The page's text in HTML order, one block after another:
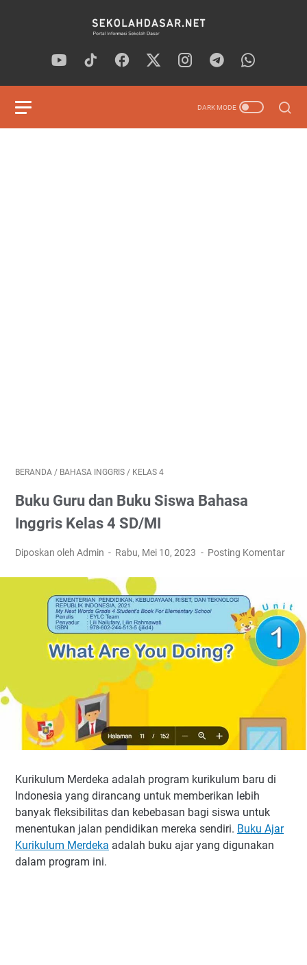
BERANDA / BAHASA INGGRIS / KELAS 4
Buku Guru dan Buku Siswa Bahasa
Inggris Kelas 4 SD/MI
Diposkan oleh Admin Rabu, Mei 10, 2023 Posting Komentar
Kurikulum Merdeka adalah program kurikulum baru di
Indonesia yang dirancang untuk memberikan lebih
banyak fleksibilitas dan kebebasan bagi siswa untuk
menentukan jalan pendidikan mereka sendiri. Buku Ajar
Kurikulum Merdeka adalah buku ajar yang digunakan
dalam program ini.